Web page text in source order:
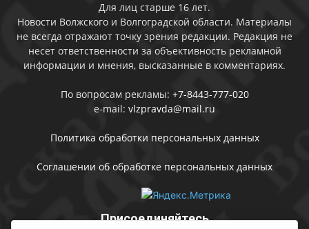
Для лиц старше 16 лет.
Новости Волжского и Волгоградской области. Материалы
не всегда отражают точку зрения редакции. Редакция не
несет ответственности за объективность рекламной
информации и мнения, высказанные в комментариях.
По вопросам рекламы: +7-8443-777-020
e-mail: vlzpravda@mail.ru
Политика обработки персональных данных
Соглашении об обработке персональных данных
Присоединяйтесь